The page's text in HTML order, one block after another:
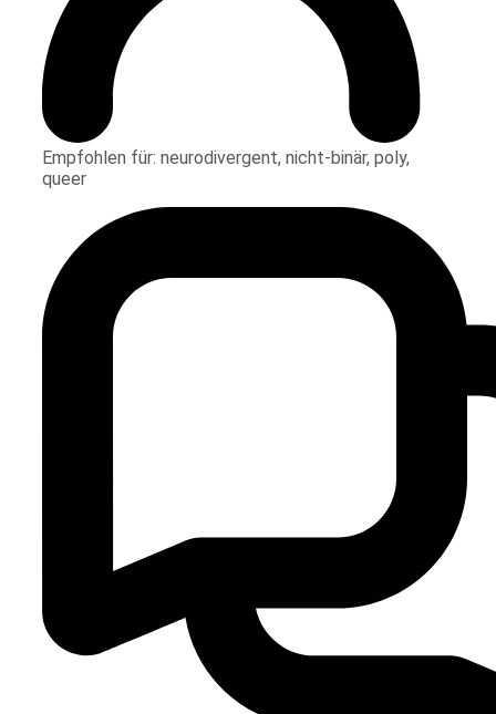
Empfohlen für: neurodivergent, nicht-binär, poly,
queer